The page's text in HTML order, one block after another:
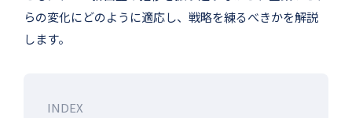
らの変化にどのように適応し、戦略を練るべきかを解説
します。
INDEX